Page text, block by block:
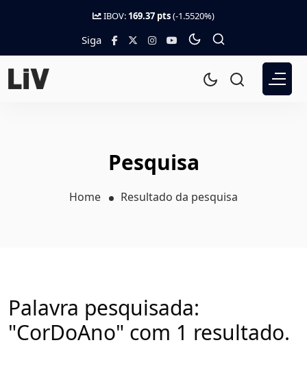
IBOV: 169.37 pts(-1.5520%)
Siga
Pesquisa
Home Resultado da pesquisa
Palavra pesquisada:
"CorDoAno" com 1 resultado.